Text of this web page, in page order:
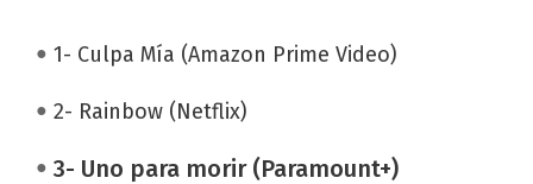
1- Culpa Mía (Amazon Prime Video)
2- Rainbow (Netflix)
3- Uno para morir (Paramount+)